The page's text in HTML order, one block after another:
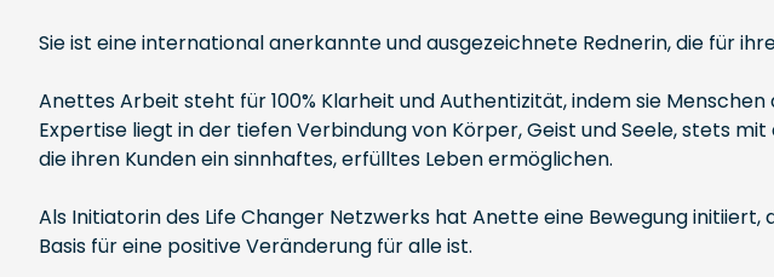
Sie ist eine international anerkannte und ausgezeichnete Rednerin, die für
Anettes Arbeit steht für 100% Klarheit und Authentizität, indem sie
Expertise liegt in der tiefen Verbindung von Körper, Geist und Seele, stets
die ihren Kunden ein sinnhaftes, erfülltes Leben ermöglichen.
Als Initiatorin des Life Changer Netzwerks hat Anette eine Bewegung
Basis für eine positive Veränderung für alle ist.